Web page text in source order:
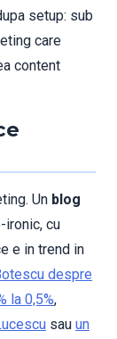
setup: sub
care
content
Un blog
ironic, cu
e in trend in
despre
la 0,5%,
sau un